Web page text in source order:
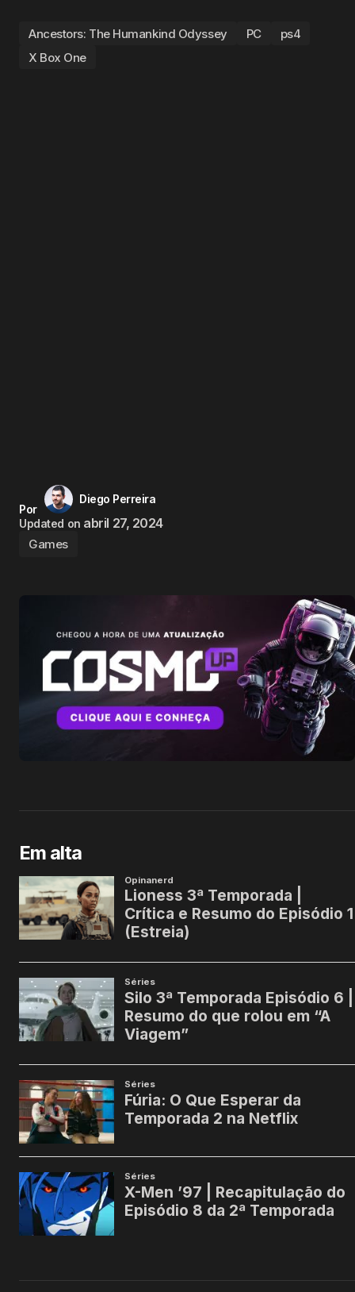
Ancestors: The Humankind Odyssey PC
ps4
X Box One
Por
Diego Perreira
Updated on abril 27, 2024
Games
Em alta